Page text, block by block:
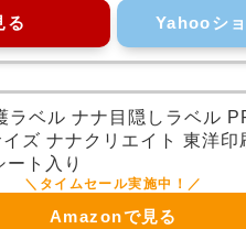
る Yahooシ
ラベル ナナ目隠しラベル
ズ ナナクリエイト 東洋印
ト入り
Amazonで見る